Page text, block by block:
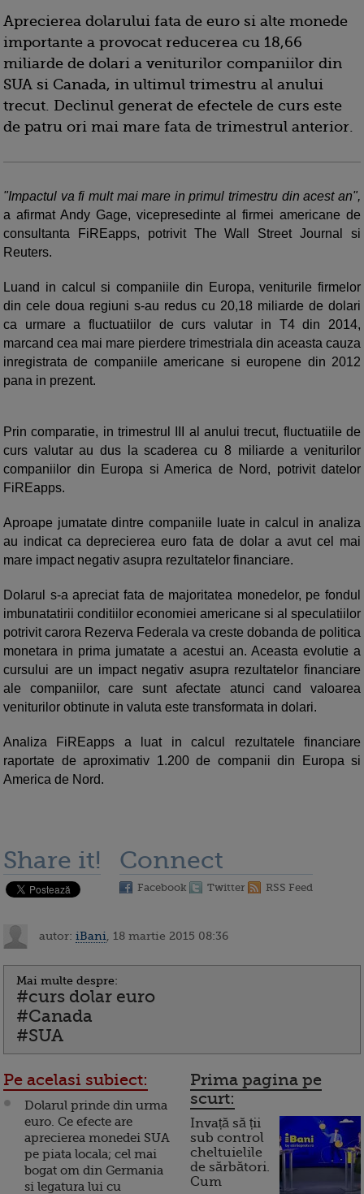
Aprecierea dolarului fata de euro si alte monede
importante a provocat reducerea cu 18,66
miliarde de dolari a veniturilor companiilor din
SUA si Canada, in ultimul trimestru al anului
trecut. Declinul generat de efectele de curs este
de patru ori mai mare fata de trimestrul anterior.
"Impactul va fi mult mai mare in primul trimestru din acest an",
a afirmat Andy Gage, vicepresedinte al firmei americane de
consultanta FiREapps, potrivit The Wall Street Journal si
Reuters.
Luand in calcul si companiile din Europa, veniturile firmelor
din cele doua regiuni s-au redus cu 20,18 miliarde de dolari
ca urmare a fluctuatiilor de curs valutar in T4 din 2014,
marcand cea mai mare pierdere trimestriala din aceasta cauza
inregistrata de companiile americane si europene din 2012
pana in prezent.
Prin comparatie, in trimestrul III al anului trecut, fluctuatiile de
curs valutar au dus la scaderea cu 8 miliarde a veniturilor
companiilor din Europa si America de Nord, potrivit datelor
FiREapps.
Aproape jumatate dintre companiile luate in calcul in analiza
au indicat ca deprecierea euro fata de dolar a avut cel mai
mare impact negativ asupra rezultatelor financiare.
Dolarul s-a apreciat fata de majoritatea monedelor, pe fondul
imbunatatirii conditiilor economiei americane si al speculatiilor
potrivit carora Rezerva Federala va creste dobanda de politica
monetara in prima jumatate a acestui an. Aceasta evolutie a
cursului are un impact negativ asupra rezultatelor financiare
ale companiilor, care sunt afectate atunci cand valoarea
veniturilor obtinute in valuta este transformata in dolari.
Analiza FiREapps a luat in calcul rezultatele financiare
raportate de aproximativ 1.200 de companii din Europa si
America de Nord.
Share it! Connect
Facebook Twitter RSS Feed
autor: iBani , 18 martie 2015 08:36
Mai multe despre:
#curs dolar euro
#Canada
#SUA
Pe acelasi subiect:
Dolarul prinde din urma
euro. Ce efecte are
aprecierea monedei SUA
pe piata locala; cel mai
bogat om din Germania
si legatura lui cu
Prima pagina pe
scurt:
Invață să ții
sub control
cheltuielile
de sărbători.
Cum